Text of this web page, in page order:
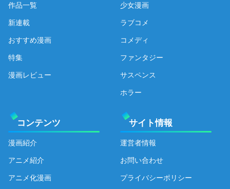
作品一覧
新連載
おすすめ漫画
特集
漫画レビュー
少女漫画
ラブコメ
コメディ
ファンタジー
サスペンス
ホラー
コンテンツ
漫画紹介
アニメ紹介
アニメ化漫画
サイト情報
運営者情報
お問い合わせ
プライバシーポリシー